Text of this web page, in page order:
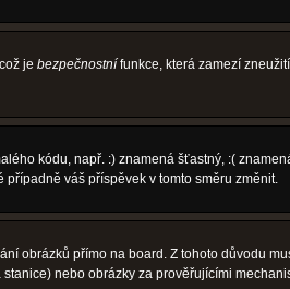
je bezpečnostní funkce, která zamezí
kódu, např. :) znamená šťastný, :(
váš příspěvek v tomto směru změnit.
obrázků přímo na board. Z tohoto důvodu
nebo obrázky za prověřujícími